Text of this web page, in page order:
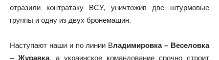
отразили контратаку ВСУ, уничтожив две штурмовые
группы и одну из двух бронемашин.
Наступают наши и по линии Владимировка – Веселовка
– Журавка, а украинское командование срочно строит